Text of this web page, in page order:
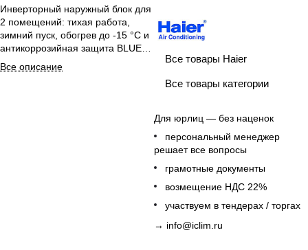
Инверторный наружный блок для
2 помещений: тихая работа,
зимний пуск, обогрев до -15 °C и
антикоррозийная защита BLUE
FIN.
Все описание
Все товары Haier
Все товары категории
Для юрлиц — без наценок
персональный менеджер
решает все вопросы
грамотные документы
возмещение НДС 22%
участвуем в тендерах / торгах
→ info@iclim.ru